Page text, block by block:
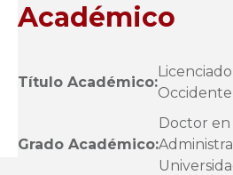
Académico
Título Académico:
Grado Académico:
Doctor en